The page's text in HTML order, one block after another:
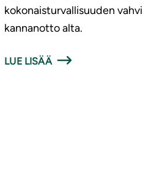
kokonaisturvallisuuden
kannanotto alta.
LUE LISÄÄ